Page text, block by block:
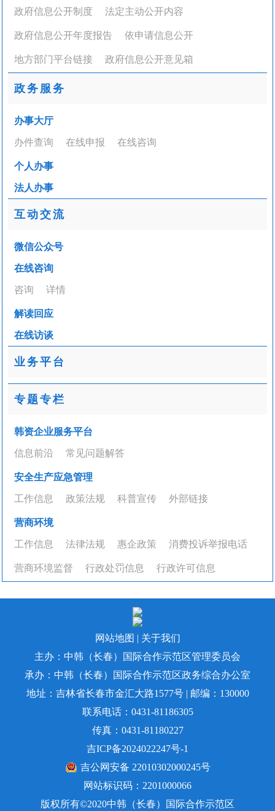
政府信息公开制度 法定主动公开内容
政府信息公开年度报告 依申请信息公开
地方部门平台链接 政府信息公开意见箱
政务服务
办事大厅
办件查询 在线申报 在线咨询
个人办事
法人办事
互动交流
微信公众号
在线咨询
咨询 详情
解读回应
在线访谈
业务平台
专题专栏
韩资企业服务平台
信息前沿 常见问题解答
安全生产应急管理
工作信息 政策法规 科普宣传 外部链接
营商环境
工作信息 法律法规 惠企政策 消费投诉举报电话
营商环境监督 行政处罚信息 行政许可信息
网站地图
关于我们
主办：中韩（长春）国际合作示范区管理委员会
承办：中韩（长春）国际合作示范区政务综合办公室
地址：吉林省长春市金汇大路1577号 | 邮编：130000
联系电话：0431-81186305
传真：0431-81180227
吉ICP备2024022247号-1
吉公网安备 22010302000245号
网站标识码：2201000066
版权所有©️2020中韩（长春）国际合作示范区